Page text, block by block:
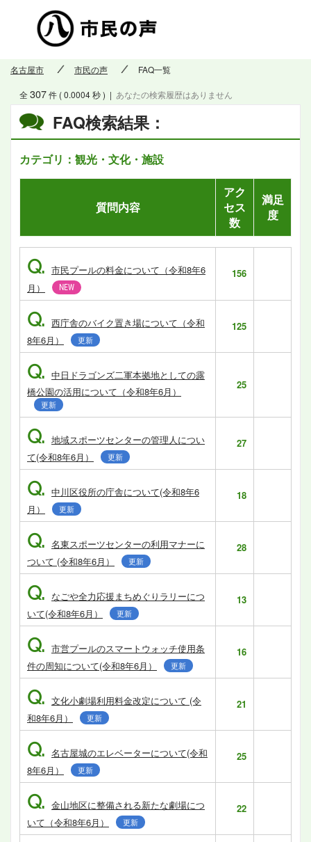
名古屋市 市民の声 FAQ一覧
FAQ検索結果：
カテゴリ：観光・文化・施設
全307件 ( 0.0004 秒 ) | あなたの検索履歴はありません
質問内容
アク
セス
数
満足
度
Q. 市民プールの料金について（令和8年6
月）
NEW
156
Q. 西庁舎のバイク置き場について（令和
8年6月）
更新
125
Q. 中日ドラゴンズ二軍本拠地としての露
橋公園の活用について（令和8年6月）
更新
25
Q. 地域スポーツセンターの管理人につい
て(令和8年6月）
更新
27
Q. 中川区役所の庁舎について(令和8年6
月）
更新
18
Q. 名東スポーツセンターの利用マナーに
ついて (令和8年6月）
更新
28
Q. なごや全力応援まちめぐりラリーにつ
いて(令和8年6月）
更新
13
Q. 市営プールのスマートウォッチ使用条
件の周知について(令和8年6月）
更新
16
Q. 文化小劇場利用料金改定について (令
和8年6月）
更新
21
Q. 名古屋城のエレベーターについて(令和
8年6月）
更新
25
Q. 金山地区に整備される新たな劇場につ
いて（令和8年6月）
更新
22